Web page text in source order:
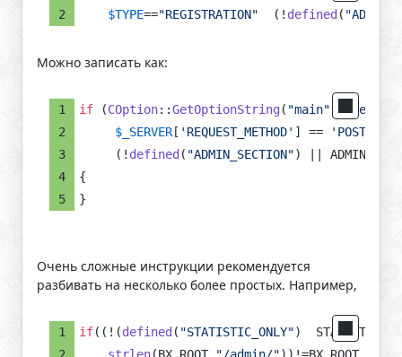
$TYPE=="REGISTRATION"
  (!
defined (
Можно записать как:
if (COption::GetOptionString( "main"
$_SERVER [ 'REQUEST_METHOD' ] == 'POST'
     (!
defined ( "ADMIN_SECTION") ||
{
}
Очень сложные инструкции рекомендуется
разбивать на несколько более простых. Например,
if((!(defined ( "STATISTIC_ONLY")